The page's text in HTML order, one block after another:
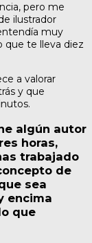
pero me
ilustrador
muy
que te lleva diez
a valorar
y que
algún autor
horas,
trabajado
de
sea
encima
que